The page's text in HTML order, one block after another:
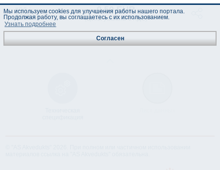
код :
285502
0.50 EUR
(Цены указаны с НДС)
Мы используем cookies для улучшения работы нашего портала.
Продолжая работу, вы соглашаетесь с их использованием.
Узнать подробнее
Согласен